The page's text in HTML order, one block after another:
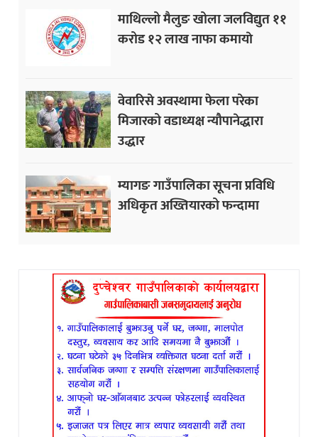
माथिल्लो मैलुङ खोला जलविद्युत ११
करोड १२ लाख नाफा कमायाे
वेवारिसे अवस्थामा फेला परेका
मिजारको वडाध्यक्ष न्यौपानेद्धारा
उद्धार
म्यागङ गाउँपालिका सूचना प्रविधि
अधिकृत अख्तियारको फन्दामा